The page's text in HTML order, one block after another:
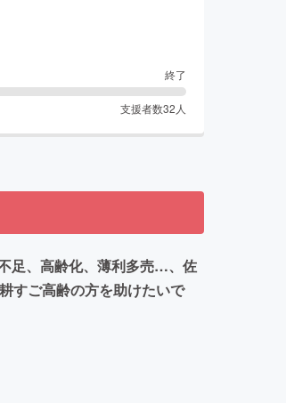
終了
支援者数32人
足、高齢化、薄利多売…、佐
すご高齢の方を助けたいで